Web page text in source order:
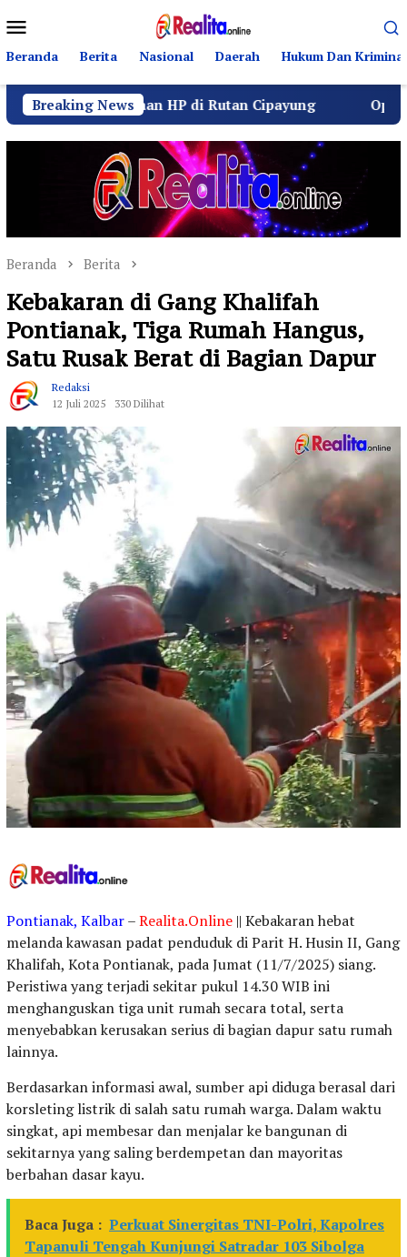
ke
kontenMobile
Beranda Berita Nasional Daerah Hukum Dan Kriminal
Breaking News
Dugaan HP di Rutan Cipayung Operasi Senyap
Beranda Berita
Kebakaran di Gang Khalifah
Pontianak, Tiga Rumah Hangus,
Satu Rusak Berat di Bagian Dapur
Redaksi
12 Juli 2025
330 Dilihat
Pontianak, Kalbar–Realita.Online || Kebakaran hebat
melanda kawasan padat penduduk di Parit H. Husin II, Gang
Khalifah, Kota Pontianak, pada Jumat (11/7/2025) siang.
Peristiwa yang terjadi sekitar pukul 14.30 WIB ini
menghanguskan tiga unit rumah secara total, serta
menyebabkan kerusakan serius di bagian dapur satu rumah
lainnya.
Berdasarkan informasi awal, sumber api diduga berasal dari
korsleting listrik di salah satu rumah warga. Dalam waktu
singkat, api membesar dan menjalar ke bangunan di
sekitarnya yang saling berdempetan dan mayoritas
berbahan dasar kayu.
Baca Juga : Perkuat Sinergitas TNI-Polri, Kapolres
Tapanuli Tengah Kunjungi Satradar 103 Sibolga